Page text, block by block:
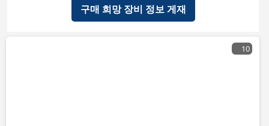
구매 희망 장비 정보 게재
10